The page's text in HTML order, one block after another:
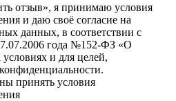
отзыв», я принимаю условия
и даю своё согласие на
данных, в соответствии с
года №152-ФЗ «О
и для целей,
принять условия